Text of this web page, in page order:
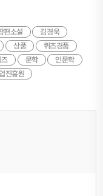
편소설
김경욱
상품
퀴즈경품
즈 문학
인문학
진흥원